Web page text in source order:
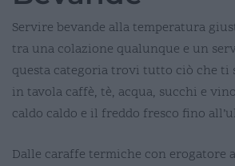
Servire bevande alla temperatura
tra una colazione qualunque e un
questa categoria trovi tutto ciò che ti
in tavola caffè, tè, acqua, succhi e
caldo caldo e il freddo fresco fino
Dalle caraffe termiche con erogatore